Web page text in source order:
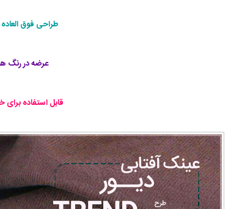
طراحی فوق
عرضه در رنگ
قابل استفاده برای